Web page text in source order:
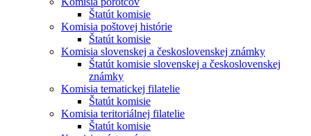
Štatút komisie
Komisia poštovej histórie
Štatút komisie
Komisia slovenskej a československej známky
Štatút komisie slovenskej a československej
známky
Komisia tematickej filatelie
Štatút komisie
Komisia teritoriálnej filatelie
Štatút komisie